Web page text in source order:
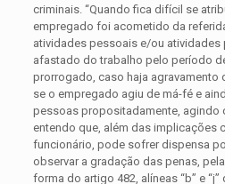
criminais. “Quando fica difícil se
empregado foi acometido da
atividades pessoais e/ou atividades
afastado do trabalho pelo período
prorrogado, caso haja agravamento
se o empregado agiu de má-fé e
pessoas propositadamente, agindo
entendo que, além das implicações
funcionário, pode sofrer dispensa
observar a gradação das penas,
forma do artigo 482, alíneas “b” e “j”